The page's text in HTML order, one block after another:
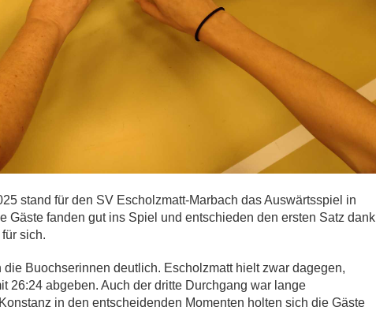
stand für den SV Escholzmatt-Marbach das Auswärtsspiel in
Gäste fanden gut ins Spiel und entschieden den ersten Satz dank
sich.
die Buochserinnen deutlich. Escholzmatt hielt zwar dagegen,
26:24 abgeben. Auch der dritte Durchgang war lange
in den entscheidenden Momenten holten sich die Gäste